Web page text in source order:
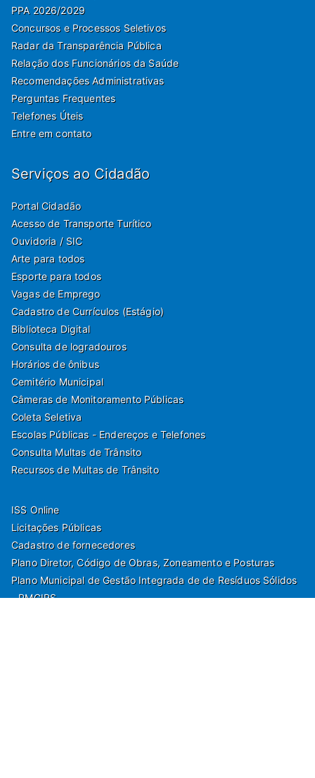
PPA 2026/2029
Concursos e Processos Seletivos
Radar da Transparência Pública
Relação dos Funcionários da Saúde
Recomendações Administrativas
Perguntas Frequentes
Telefones Úteis
Entre em contato
Serviços ao Cidadão
Portal Cidadão
Acesso de Transporte Turítico
Ouvidoria / SIC
Arte para todos
Esporte para todos
Vagas de Emprego
Cadastro de Currículos (Estágio)
Biblioteca Digital
Consulta de logradouros
Horários de ônibus
Cemitério Municipal
Câmeras de Monitoramento Públicas
Coleta Seletiva
Escolas Públicas - Endereços e Telefones
Consulta Multas de Trânsito
Recursos de Multas de Trânsito
ISS Online
Licitações Públicas
Cadastro de fornecedores
Plano Diretor, Código de Obras, Zoneamento e Posturas
Plano Municipal de Gestão Integrada de de Resíduos Sólidos
- PMGIRS